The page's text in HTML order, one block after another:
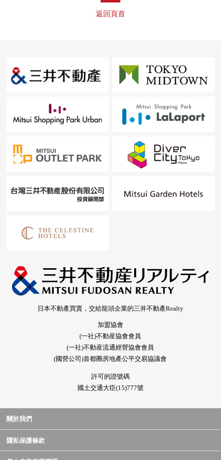
返回頁首
日本不動產買賣，交給龍頭企業的三井不動產Realty
加盟協會
(一社)不動産協會會員
(一社)不動産流通經營協會會員
(國營公司)首都圈房地產公平交易協議會
許可的證號碼
國土交通大臣(15)777號
關於我們
隱私保護條款